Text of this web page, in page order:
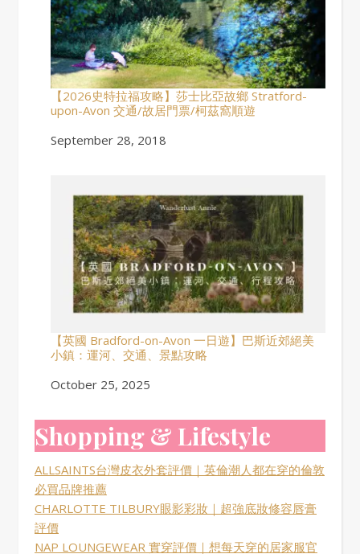
【2026史特拉福攻略】莎士比亞故鄉 Stratford-
upon-Avon 交通/故居門票/柯茲窩順遊
Date
September 28, 2018
【英國 Bradford-on-Avon 一日遊】巴斯近郊絕美
小鎮：運河、交通、景點攻略
Date
October 25, 2025
Shopping & Lifestyle
ALLSAINTS台灣皮衣外套評價｜英倫潮人都在穿的倫敦
必買品牌推薦
CHARLOTTE TILBURY眼影彩妝｜超強底妝修容唇膏
評價
NAP LOUNGEWEAR 實穿評價｜想每天穿的居家服官